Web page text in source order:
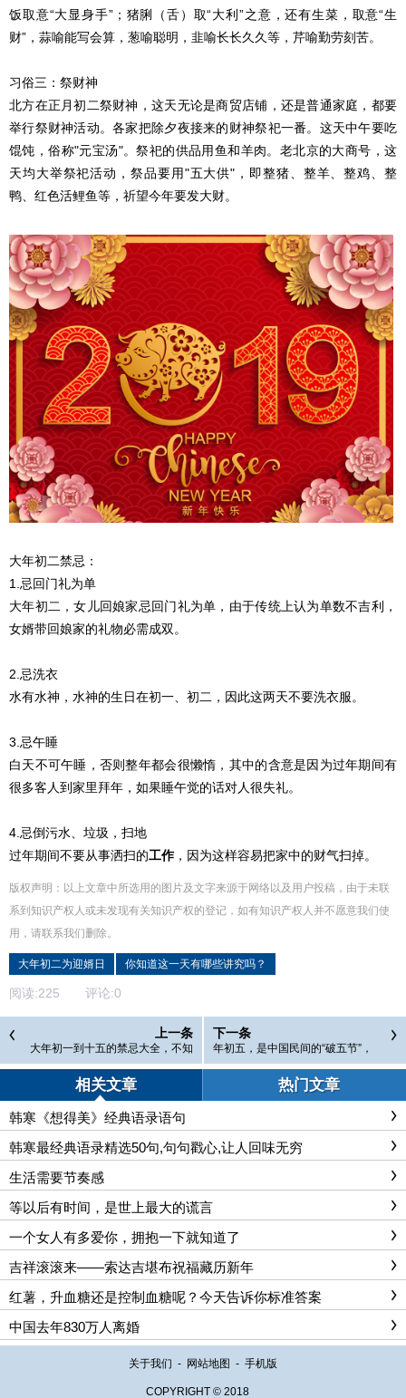
饭取意“大显身手”；猪脷（舌）取“大利”之意，还有生菜，取意“生
财”，蒜喻能写会算，葱喻聪明，韭喻长长久久等，芹喻勤劳刻苦。
习俗三：祭财神
北方在正月初二祭财神，这天无论是商贸店铺，还是普通家庭，都要
举行祭财神活动。各家把除夕夜接来的财神祭祀一番。这天中午要吃
馄饨，俗称"元宝汤"。祭祀的供品用鱼和羊肉。老北京的大商号，这
天均大举祭祀活动，祭品要用"五大供"，即整猪、整羊、整鸡、整
鸭、红色活鲤鱼等，祈望今年要发大财。
大年初二禁忌：
1.忌回门礼为单
大年初二，女儿回娘家忌回门礼为单，由于传统上认为单数不吉利，
女婿带回娘家的礼物必需成双。
2.忌洗衣
水有水神，水神的生日在初一、初二，因此这两天不要洗衣服。
3.忌午睡
白天不可午睡，否则整年都会很懒惰，其中的含意是因为过年期间有
很多客人到家里拜年，如果睡午觉的话对人很失礼。
4.忌倒污水、垃圾，扫地
过年期间不要从事洒扫的工作，因为这样容易把家中的财气扫掉。
版权声明：以上文章中所选用的图片及文字来源于网络以及用户投稿，由于未联
系到知识产权人或未发现有关知识产权的登记，如有知识产权人并不愿意我们使
用，请联系我们删除
大年初二为迎婿日 你知道这一天有哪些讲究吗？
阅读:225 评论:0
上一条
大年初一到十五的禁忌大全，不知
下一条
年初五，是中国民间的“破五节”，
相关文章 热门文章
韩寒《想得美》经典语录语句
韩寒最经典语录精选50句,句句戳心,让人回味无穷
生活需要节奏感
等以后有时间，是世上最大的谎言
一个女人有多爱你，拥抱一下就知道了
吉祥滚滚来——索达吉堪布祝福藏历新年
红薯，升血糖还是控制血糖呢？今天告诉你标准答案
中国去年830万人离婚
关于我们 - 网站地图 - 手机版
COPYRIGHT © 2018